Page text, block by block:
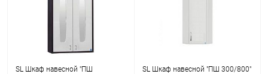
SL Шкаф навесной "ПШ
SL Шкаф навесной "ПШ 300/800"